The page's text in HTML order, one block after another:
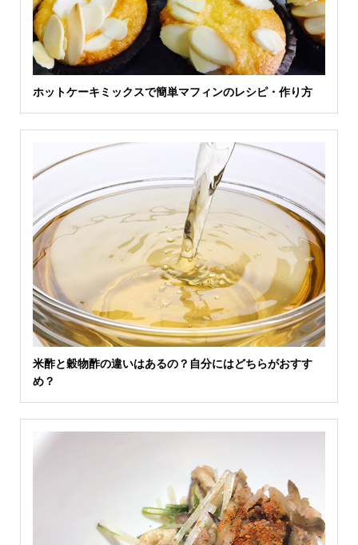
ホットケーキミックスで簡単マフィンのレシピ・作り方
米酢と穀物酢の違いはあるの？自分にはどちらがおすす
め？